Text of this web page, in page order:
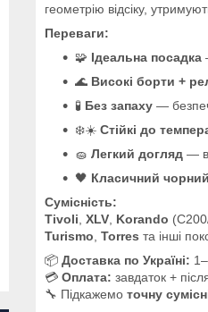
геометрію відсіку,
Переваги:
🧩 Ідеальна посадка
🌊 Високі борти +
🧪 Без запаху —
❄️☀️ Стійкі до
🧽 Легкий догляд —
🖤 Класичний
Сумісність:
Tivoli XLV Korando
Turismo Torres та інші
📦 Доставка по Україні:
💳 Оплата: завдаток +
🔧 Підкажемо точну